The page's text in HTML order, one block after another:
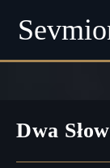
Dwa